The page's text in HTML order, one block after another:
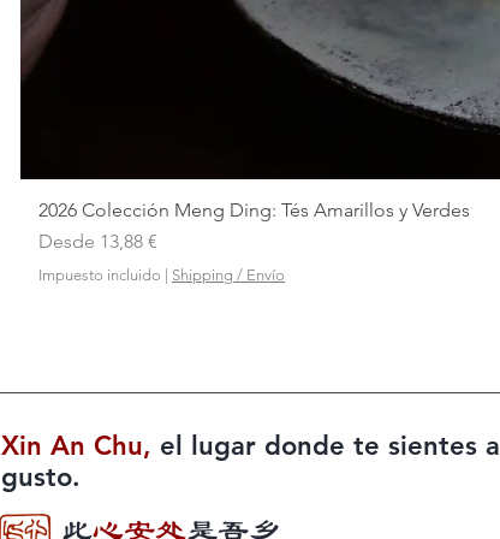
2026 Colección Meng Ding: Tés Amarillos y Verdes
Desde 13,88 €
Precio de oferta
Impuesto incluido | Shipping / Envío
Xin An Chu, el lugar donde te sientes a
gusto.
此心安处是吾乡